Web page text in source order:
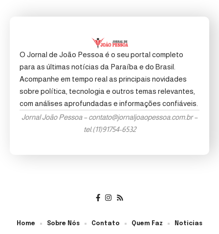
O Jornal de João Pessoa é o seu portal completo
para as últimas notícias da Paraíba e do Brasil.
Acompanhe em tempo real as principais novidades
sobre política, tecnologia e outros temas relevantes,
com análises aprofundadas e informações confiáveis.
Jornal João Pessoa –contato@jornaljoaopessoa.com.br–
tel.(11)91754-6532
Home Sobre Nós Contato Quem Faz Noticias